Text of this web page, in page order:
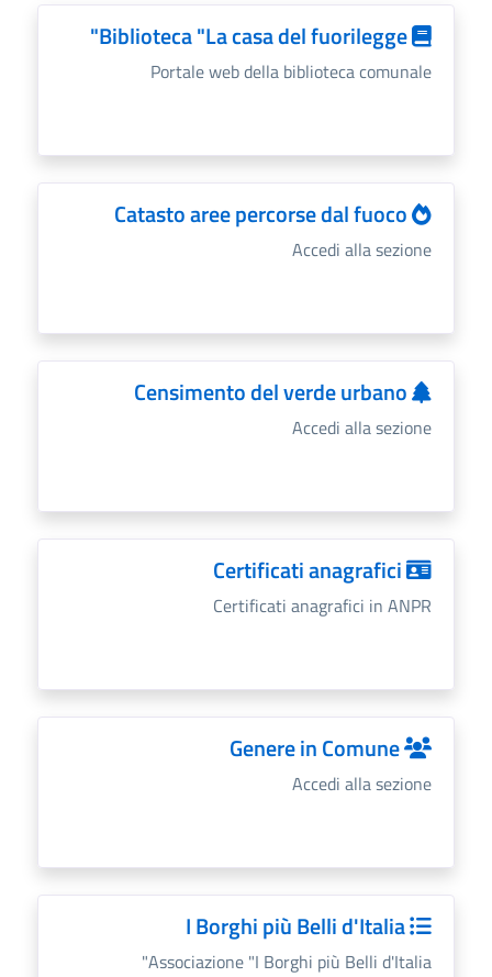
Biblioteca "La casa del fuorilegge"
Portale web della biblioteca comunale
Catasto aree percorse dal fuoco
Accedi alla sezione
Censimento del verde urbano
Accedi alla sezione
Certificati anagrafici
Certificati anagrafici in ANPR
Genere in Comune
Accedi alla sezione
I Borghi più Belli d'Italia
Associazione "I Borghi più Belli d'Italia"